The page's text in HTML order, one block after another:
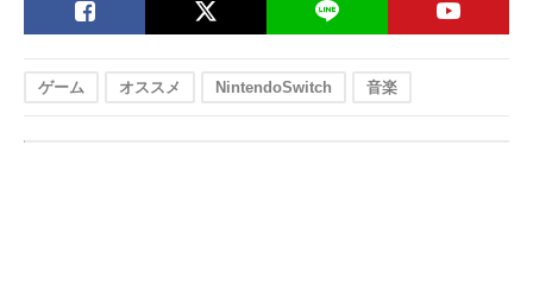
ゲーム オススメ NintendoSwitch 音楽